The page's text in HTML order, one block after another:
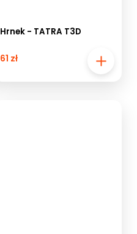
Hrnek - TATRA T3D
61 zł